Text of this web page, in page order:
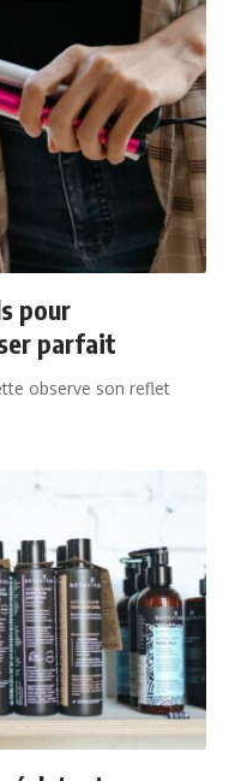
pour
parfait
observe son reflet